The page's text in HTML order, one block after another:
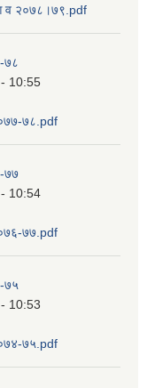
आ व २०७८।७९.pdf
७८
10:55
७८.pdf
७७
10:54
७७.pdf
७५
10:53
७५.pdf